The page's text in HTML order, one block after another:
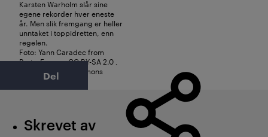
Karsten Warholm slår sine
egene rekorder hver eneste
år. Men slik fremgang er heller
unntaket i toppidretten, enn
regelen.
Foto: Yann Caradec from
Paris, France, CC BY-SA 2.0 ,
via Wikimedia Commons
Del
Skrevet av